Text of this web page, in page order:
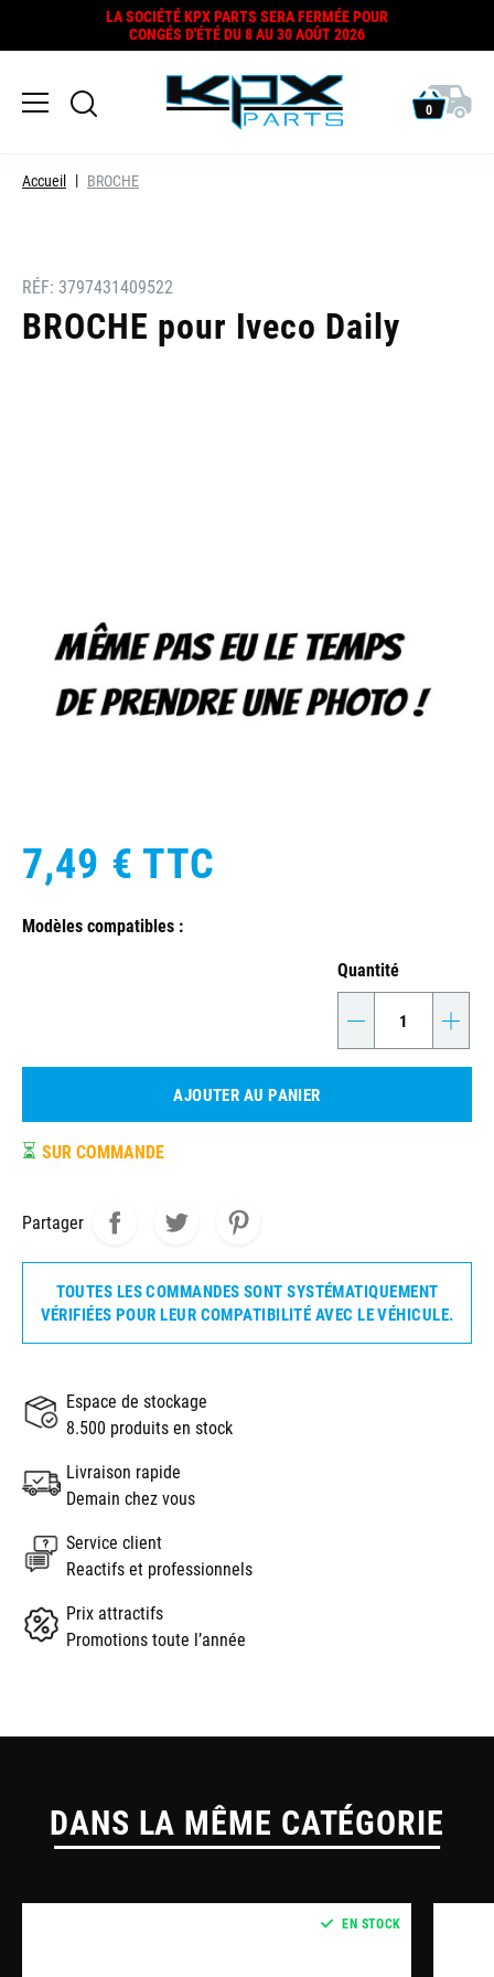
LA SOCIÉTÉ KPX PARTS SERA FERMÉE POUR
CONGÉS D'ÉTÉ DU 8 AU 30 AOÛT 2026
0
Accueil BROCHE
RÉF: 3797431409522
BROCHE pour Iveco Daily
7,49 € TTC
Modèles compatibles :
Quantité
- +
AJOUTER AU PANIER
⏳ SUR COMMANDE
Partager
TOUTES LES COMMANDES SONT SYSTÉMATIQUEMENT
VÉRIFIÉES POUR LEUR COMPATIBILITÉ AVEC LE VÉHICULE.
Espace de stockage
8.500 produits en stock
Livraison rapide
Demain chez vous
Service client
Reactifs et professionnels
Prix attractifs
Promotions toute l’année
DANS LA MÊME CATÉGORIE
EN STOCK